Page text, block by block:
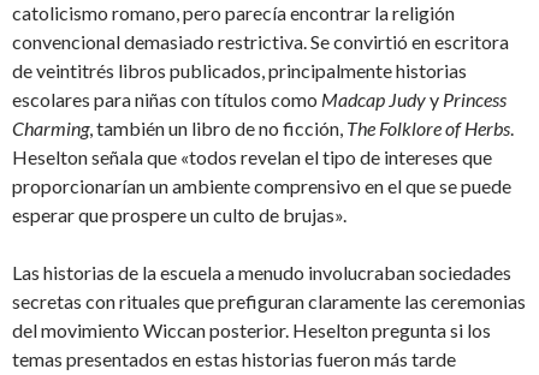
catolicismo romano, pero parecía encontrar la religión
convencional demasiado restrictiva. Se convirtió en escritora
de veintitrés libros publicados, principalmente historias
escolares para niñas con títulos como Madcap Judyy Princess
Charming, también un libro de no ficción, The Folklore of Herbs.
Heselton señala que «todos revelan el tipo de intereses que
proporcionarían un ambiente comprensivo en el que se puede
esperar que prospere un culto de brujas».
Las historias de la escuela a menudo involucraban sociedades
secretas con rituales que prefiguran claramente las ceremonias
del movimiento Wiccan posterior. Heselton pregunta si los
temas presentados en estas historias fueron más tarde